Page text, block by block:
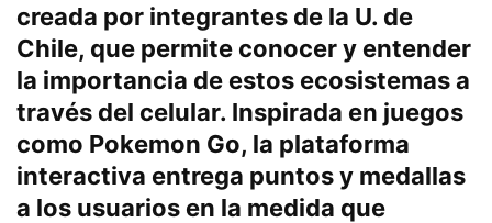
creada por integrantes de la U. de
Chile, que permite conocer y entender
la importancia de estos ecosistemas a
través del celular. Inspirada en juegos
como Pokemon Go, la plataforma
interactiva entrega puntos y medallas
a los usuarios en la medida que